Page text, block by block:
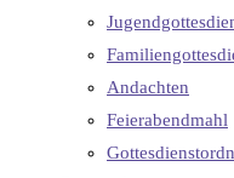
Andachten
Feierabendmahl